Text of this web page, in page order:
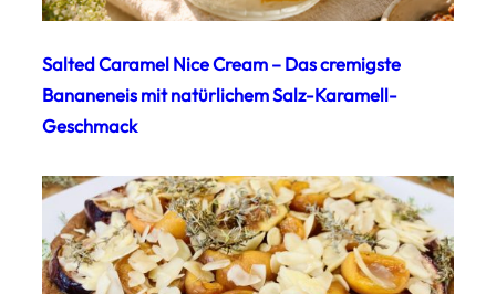
Salted Caramel Nice Cream – Das cremigste
Bananeneis mit natürlichem Salz-Karamell-
Geschmack